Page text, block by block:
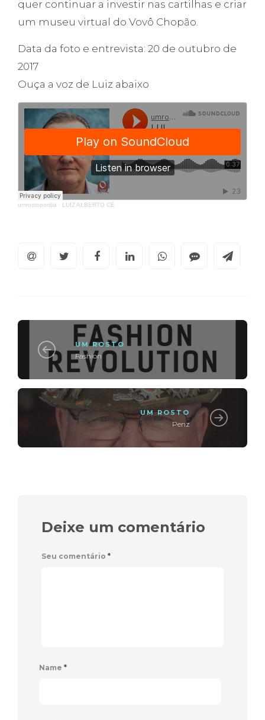
quer continuar a investir nas cartilhas e criar
um museu virtual do Vovô Chopão.
Data da foto e entrevista: 20 de outubro de
2017
Ouça a voz de Luiz abaixo
umrostopordia · LUIZ ALBERTO CÉ
UM ROSTO
Fashion
UM ROSTO
Penz
Deixe um comentário
Seu comentário *
Name *